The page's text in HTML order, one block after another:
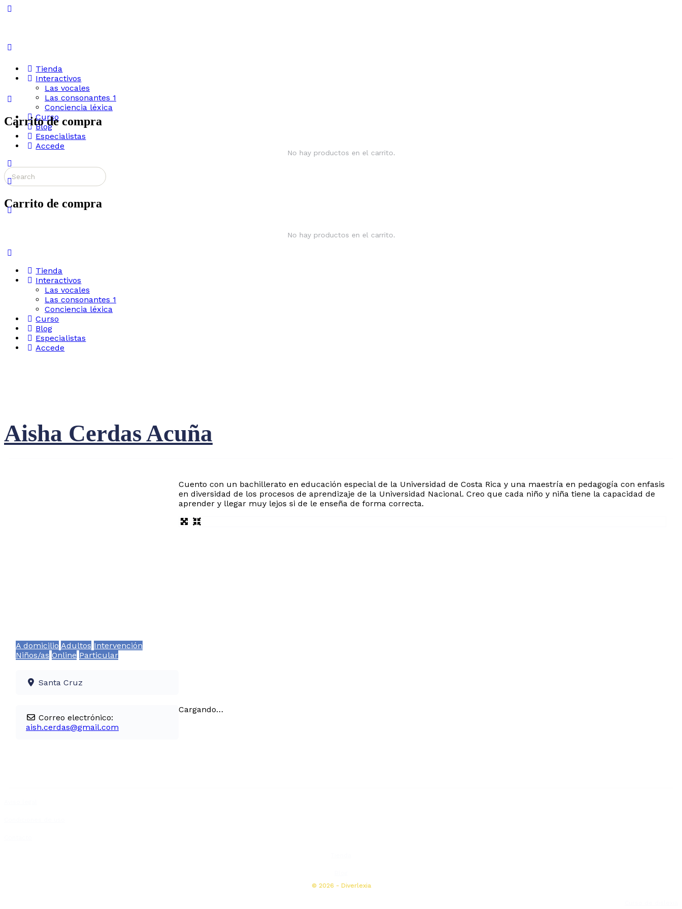
Tienda
Interactivos
Las vocales
Las consonantes 1
Conciencia léxica
Curso
Blog
Especialistas
Accede
options
Carrito de compra
No hay productos en el carrito.
Carrito de compra
No hay productos en el carrito.
Search
for:
Tienda
Interactivos
Las vocales
Las consonantes 1
Conciencia léxica
Curso
Blog
Especialistas
Accede
Aisha Cerdas Acuña
A domicilio Adultos Intervención
Niños/as Online Particular
Santa Cruz
Correo electrónico:
aish.cerdas@gmail.com
Cuento con un bachillerato en educación especial de la Universidad de Costa Rica y una maestría en pedagogía con enfasis
en diversidad de los procesos de aprendizaje de la Universidad Nacional. Creo que cada niño y niña tiene la capacidad de
aprender y llegar muy lejos si de le enseña de forma correcta.
Cargando…
© 2026 - Diverlexia